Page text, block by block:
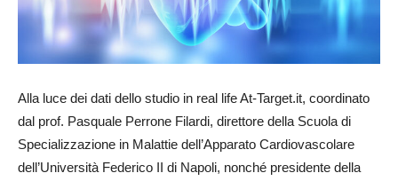
Alla luce dei dati dello studio in real life At-Target.it, coordinato
dal prof. Pasquale Perrone Filardi, direttore della Scuola di
Specializzazione in Malattie dell’Apparato Cardiovascolare
dell’Università Federico II di Napoli, nonché presidente della